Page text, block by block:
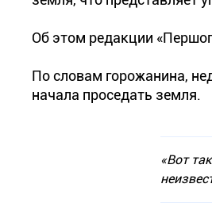
Об этом редакции
По словам горожанина,
начала проседать земля.
«Вот